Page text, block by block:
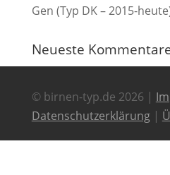
Gen (Typ DK – 2015-
Neueste
© birnen-typ.de 2026 |
Datenschutzerklärung|